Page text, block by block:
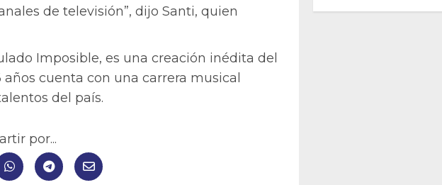
de televisión”, dijo Santi, quien
Imposible, es una creación inédita del
cuenta con una carrera musical
del país.
por...